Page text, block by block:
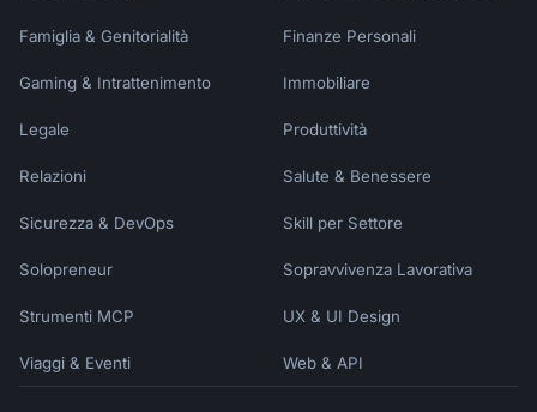
Famiglia & Genitorialità Finanze Personali
Gaming & Intrattenimento Immobiliare
Legale Produttività
Relazioni Salute & Benessere
Sicurezza & DevOps Skill per Settore
Solopreneur Sopravvivenza Lavorativa
Strumenti MCP UX & UI Design
Viaggi & Eventi Web & API